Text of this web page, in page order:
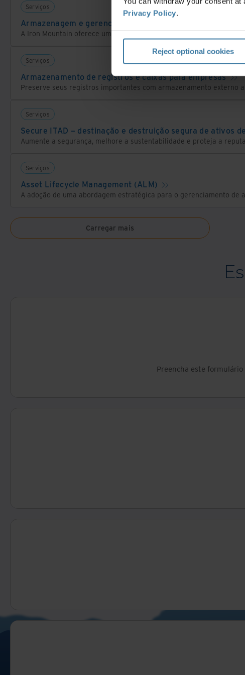
Privacy Policy.
Reject optional cookies
Serviços
Armazenagem e gerenciamento de mídias de backup –
Serviços
Armazenamento de registros e caixas para empresas
Serviços
Secure ITAD – destinação e destruição segura de ativos
Serviços
Asset Lifecycle Management (ALM)
Carregar mais
Preencha este